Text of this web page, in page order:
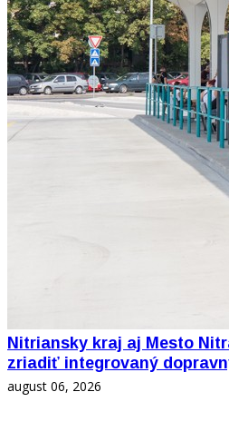
Nitriansky kraj aj Mesto
zriadiť integrovaný
august 06, 2026